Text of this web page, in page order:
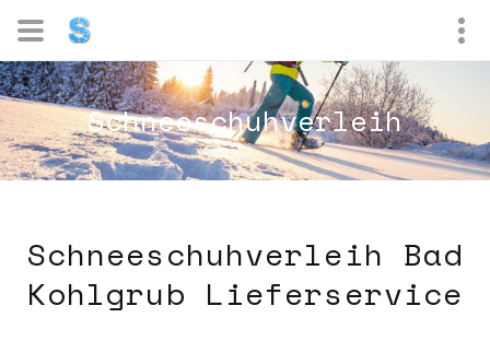
Schneeschuhverleih
Schneeschuhverleih Bad
Kohlgrub Lieferservice